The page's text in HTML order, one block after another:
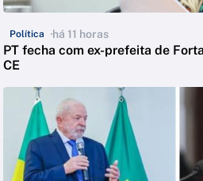
Política há 11 horas
PT fecha com ex-prefeita de
CE